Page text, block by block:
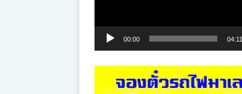
00:00 04:11